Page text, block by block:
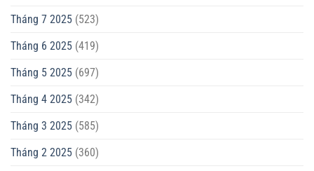
Tháng 7 2025 (523)
Tháng 6 2025 (419)
Tháng 5 2025 (697)
Tháng 4 2025 (342)
Tháng 3 2025 (585)
Tháng 2 2025 (360)